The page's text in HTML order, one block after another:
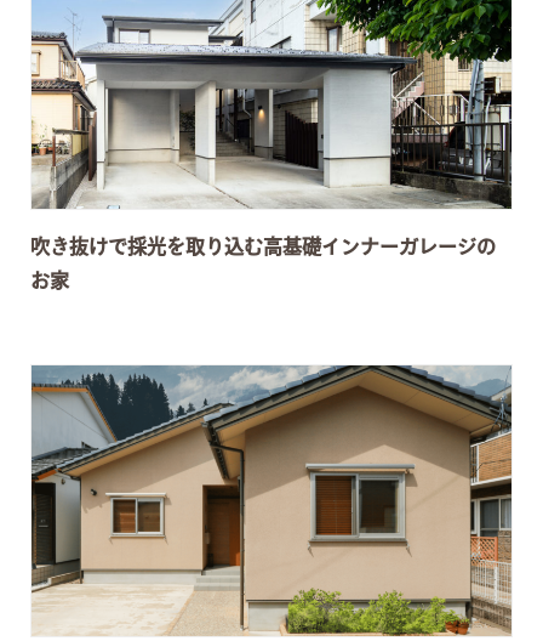
吹き抜けで採光を取り込む高基礎インナーガレージの
お家